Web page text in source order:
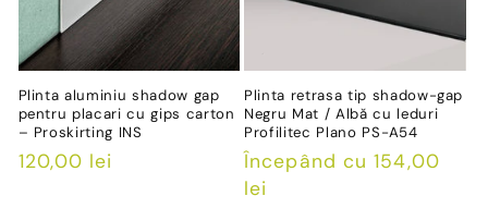
Plinta aluminiu shadow gap
pentru placari cu gips carton
– Proskirting INS
Preț
120,00 lei
Plinta retrasa tip shadow-gap
Negru Mat / Albă cu leduri
Profilitec Plano PS-A54
Preț
obișnuit
Începând cu 154,00
lei